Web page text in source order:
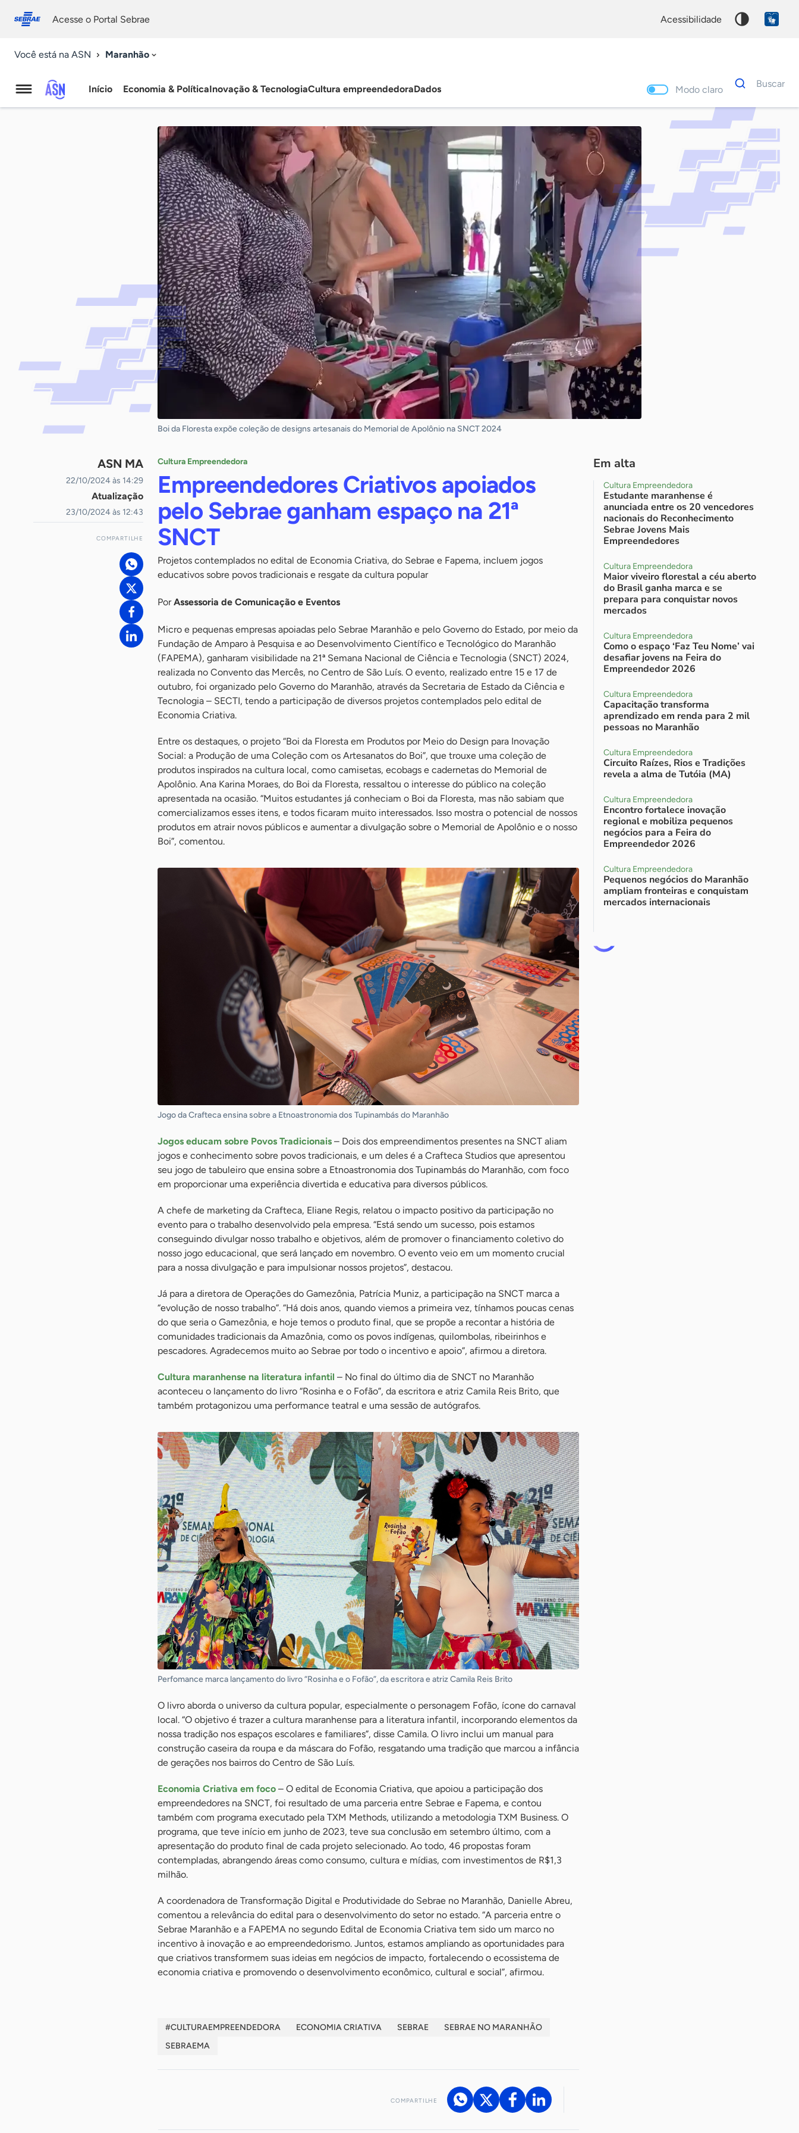
conosco
Acesse o Portal Sebrae acessibilidade
Você está na ASN Maranhão
Agência
Início Economia & PolíticaInovação & TecnologiaCultura empreendedoraDados Modo claro
Dados
para
Buscar
Palavra
chave
Boi da Floresta expõe coleção de designs artesanais do Memorial de Apolônio na SNCT 2024
ASN MA
22/10/2024 às 14:29
Atualização
23/10/2024 às 12:43
COMPARTILHE
Cultura Empreendedora
Empreendedores Criativos apoiados
pelo Sebrae ganham espaço na 21ª
SNCT
Projetos contemplados no edital de Economia Criativa, do Sebrae e Fapema, incluem jogos
educativos sobre povos tradicionais e resgate da cultura popular
PorAssessoria de Comunicação e Eventos
Micro e pequenas empresas apoiadas pelo Sebrae Maranhão e pelo Governo do Estado, por meio da
Fundação de Amparo à Pesquisa e ao Desenvolvimento Científico e Tecnológico do Maranhão
(FAPEMA), ganharam visibilidade na 21ª Semana Nacional de Ciência e Tecnologia (SNCT) 2024,
realizada no Convento das Mercês, no Centro de São Luís. O evento, realizado entre 15 e 17 de
outubro, foi organizado pelo Governo do Maranhão, através da Secretaria de Estado da Ciência e
Tecnologia – SECTI, tendo a participação de diversos projetos contemplados pelo edital de
Economia Criativa.
Entre os destaques, o projeto “Boi da Floresta em Produtos por Meio do Design para Inovação
Social: a Produção de uma Coleção com os Artesanatos do Boi”, que trouxe uma coleção de
produtos inspirados na cultura local, como camisetas, ecobags e cadernetas do Memorial de
Apolônio. Ana Karina Moraes, do Boi da Floresta, ressaltou o interesse do público na coleção
apresentada na ocasião. “Muitos estudantes já conheciam o Boi da Floresta, mas não sabiam que
comercializamos esses itens, e todos ficaram muito interessados. Isso mostra o potencial de nossos
produtos em atrair novos públicos e aumentar a divulgação sobre o Memorial de Apolônio e o nosso
Boi”, comentou.
Jogo da Crafteca ensina sobre a Etnoastronomia dos Tupinambás do Maranhão
Jogos educam sobre Povos Tradicionais – Dois dos empreendimentos presentes na SNCT aliam
jogos e conhecimento sobre povos tradicionais, e um deles é a Crafteca Studios que apresentou
seu jogo de tabuleiro que ensina sobre a Etnoastronomia dos Tupinambás do Maranhão, com foco
em proporcionar uma experiência divertida e educativa para diversos públicos.
A chefe de marketing da Crafteca, Eliane Regis, relatou o impacto positivo da participação no
evento para o trabalho desenvolvido pela empresa. “Está sendo um sucesso, pois estamos
conseguindo divulgar nosso trabalho e objetivos, além de promover o financiamento coletivo do
nosso jogo educacional, que será lançado em novembro. O evento veio em um momento crucial
para a nossa divulgação e para impulsionar nossos projetos”, destacou.
Já para a diretora de Operações do Gamezônia, Patrícia Muniz, a participação na SNCT marca a
“evolução de nosso trabalho”. “Há dois anos, quando viemos a primeira vez, tínhamos poucas cenas
do que seria o Gamezônia, e hoje temos o produto final, que se propõe a recontar a história de
comunidades tradicionais da Amazônia, como os povos indígenas, quilombolas, ribeirinhos e
pescadores. Agradecemos muito ao Sebrae por todo o incentivo e apoio”, afirmou a diretora.
Cultura maranhense na literatura infantil – No final do último dia de SNCT no Maranhão
aconteceu o lançamento do livro “Rosinha e o Fofão”, da escritora e atriz Camila Reis Brito, que
também protagonizou uma performance teatral e uma sessão de autógrafos.
Perfomance marca lançamento do livro “Rosinha e o Fofão”, da escritora e atriz Camila Reis Brito
O livro aborda o universo da cultura popular, especialmente o personagem Fofão, ícone do carnaval
local. “O objetivo é trazer a cultura maranhense para a literatura infantil, incorporando elementos da
nossa tradição nos espaços escolares e familiares”, disse Camila. O livro inclui um manual para
construção caseira da roupa e da máscara do Fofão, resgatando uma tradição que marcou a infância
de gerações nos bairros do Centro de São Luís.
Economia Criativa em foco – O edital de Economia Criativa, que apoiou a participação dos
empreendedores na SNCT, foi resultado de uma parceria entre Sebrae e Fapema, e contou
também com programa executado pela TXM Methods, utilizando a metodologia TXM Business. O
programa, que teve início em junho de 2023, teve sua conclusão em setembro último, com a
apresentação do produto final de cada projeto selecionado. Ao todo, 46 propostas foram
contempladas, abrangendo áreas como consumo, cultura e mídias, com investimentos de R$1,3
milhão.
A coordenadora de Transformação Digital e Produtividade do Sebrae no Maranhão, Danielle Abreu,
comentou a relevância do edital para o desenvolvimento do setor no estado. “A parceria entre o
Sebrae Maranhão e a FAPEMA no segundo Edital de Economia Criativa tem sido um marco no
incentivo à inovação e ao empreendedorismo. Juntos, estamos ampliando as oportunidades para
que criativos transformem suas ideias em negócios de impacto, fortalecendo o ecossistema de
economia criativa e promovendo o desenvolvimento econômico, cultural e social”, afirmou.
#CULTURAEMPREENDEDORA ECONOMIA CRIATIVA SEBRAE
SEBRAE NO MARANHÃO
SEBRAEMA
COMPARTILHE
Em alta
Cultura Empreendedora
Estudante maranhense é
anunciada entre os 20 vencedores
nacionais do Reconhecimento
Sebrae Jovens Mais
Empreendedores
Cultura Empreendedora
Maior viveiro florestal a céu aberto
do Brasil ganha marca e se
prepara para conquistar novos
mercados
Cultura Empreendedora
Como o espaço ‘Faz Teu Nome’ vai
desafiar jovens na Feira do
Empreendedor 2026
Cultura Empreendedora
Capacitação transforma
aprendizado em renda para 2 mil
pessoas no Maranhão
Cultura Empreendedora
Circuito Raízes, Rios e Tradições
revela a alma de Tutóia (MA)
Cultura Empreendedora
Encontro fortalece inovação
regional e mobiliza pequenos
negócios para a Feira do
Empreendedor 2026
Cultura Empreendedora
Pequenos negócios do Maranhão
ampliam fronteiras e conquistam
mercados internacionais